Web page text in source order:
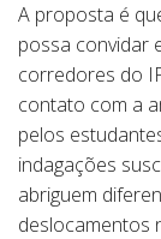
A proposta é
possa convidar
corredores do
contato com a
pelos
indagações
abriguem
deslocamentos